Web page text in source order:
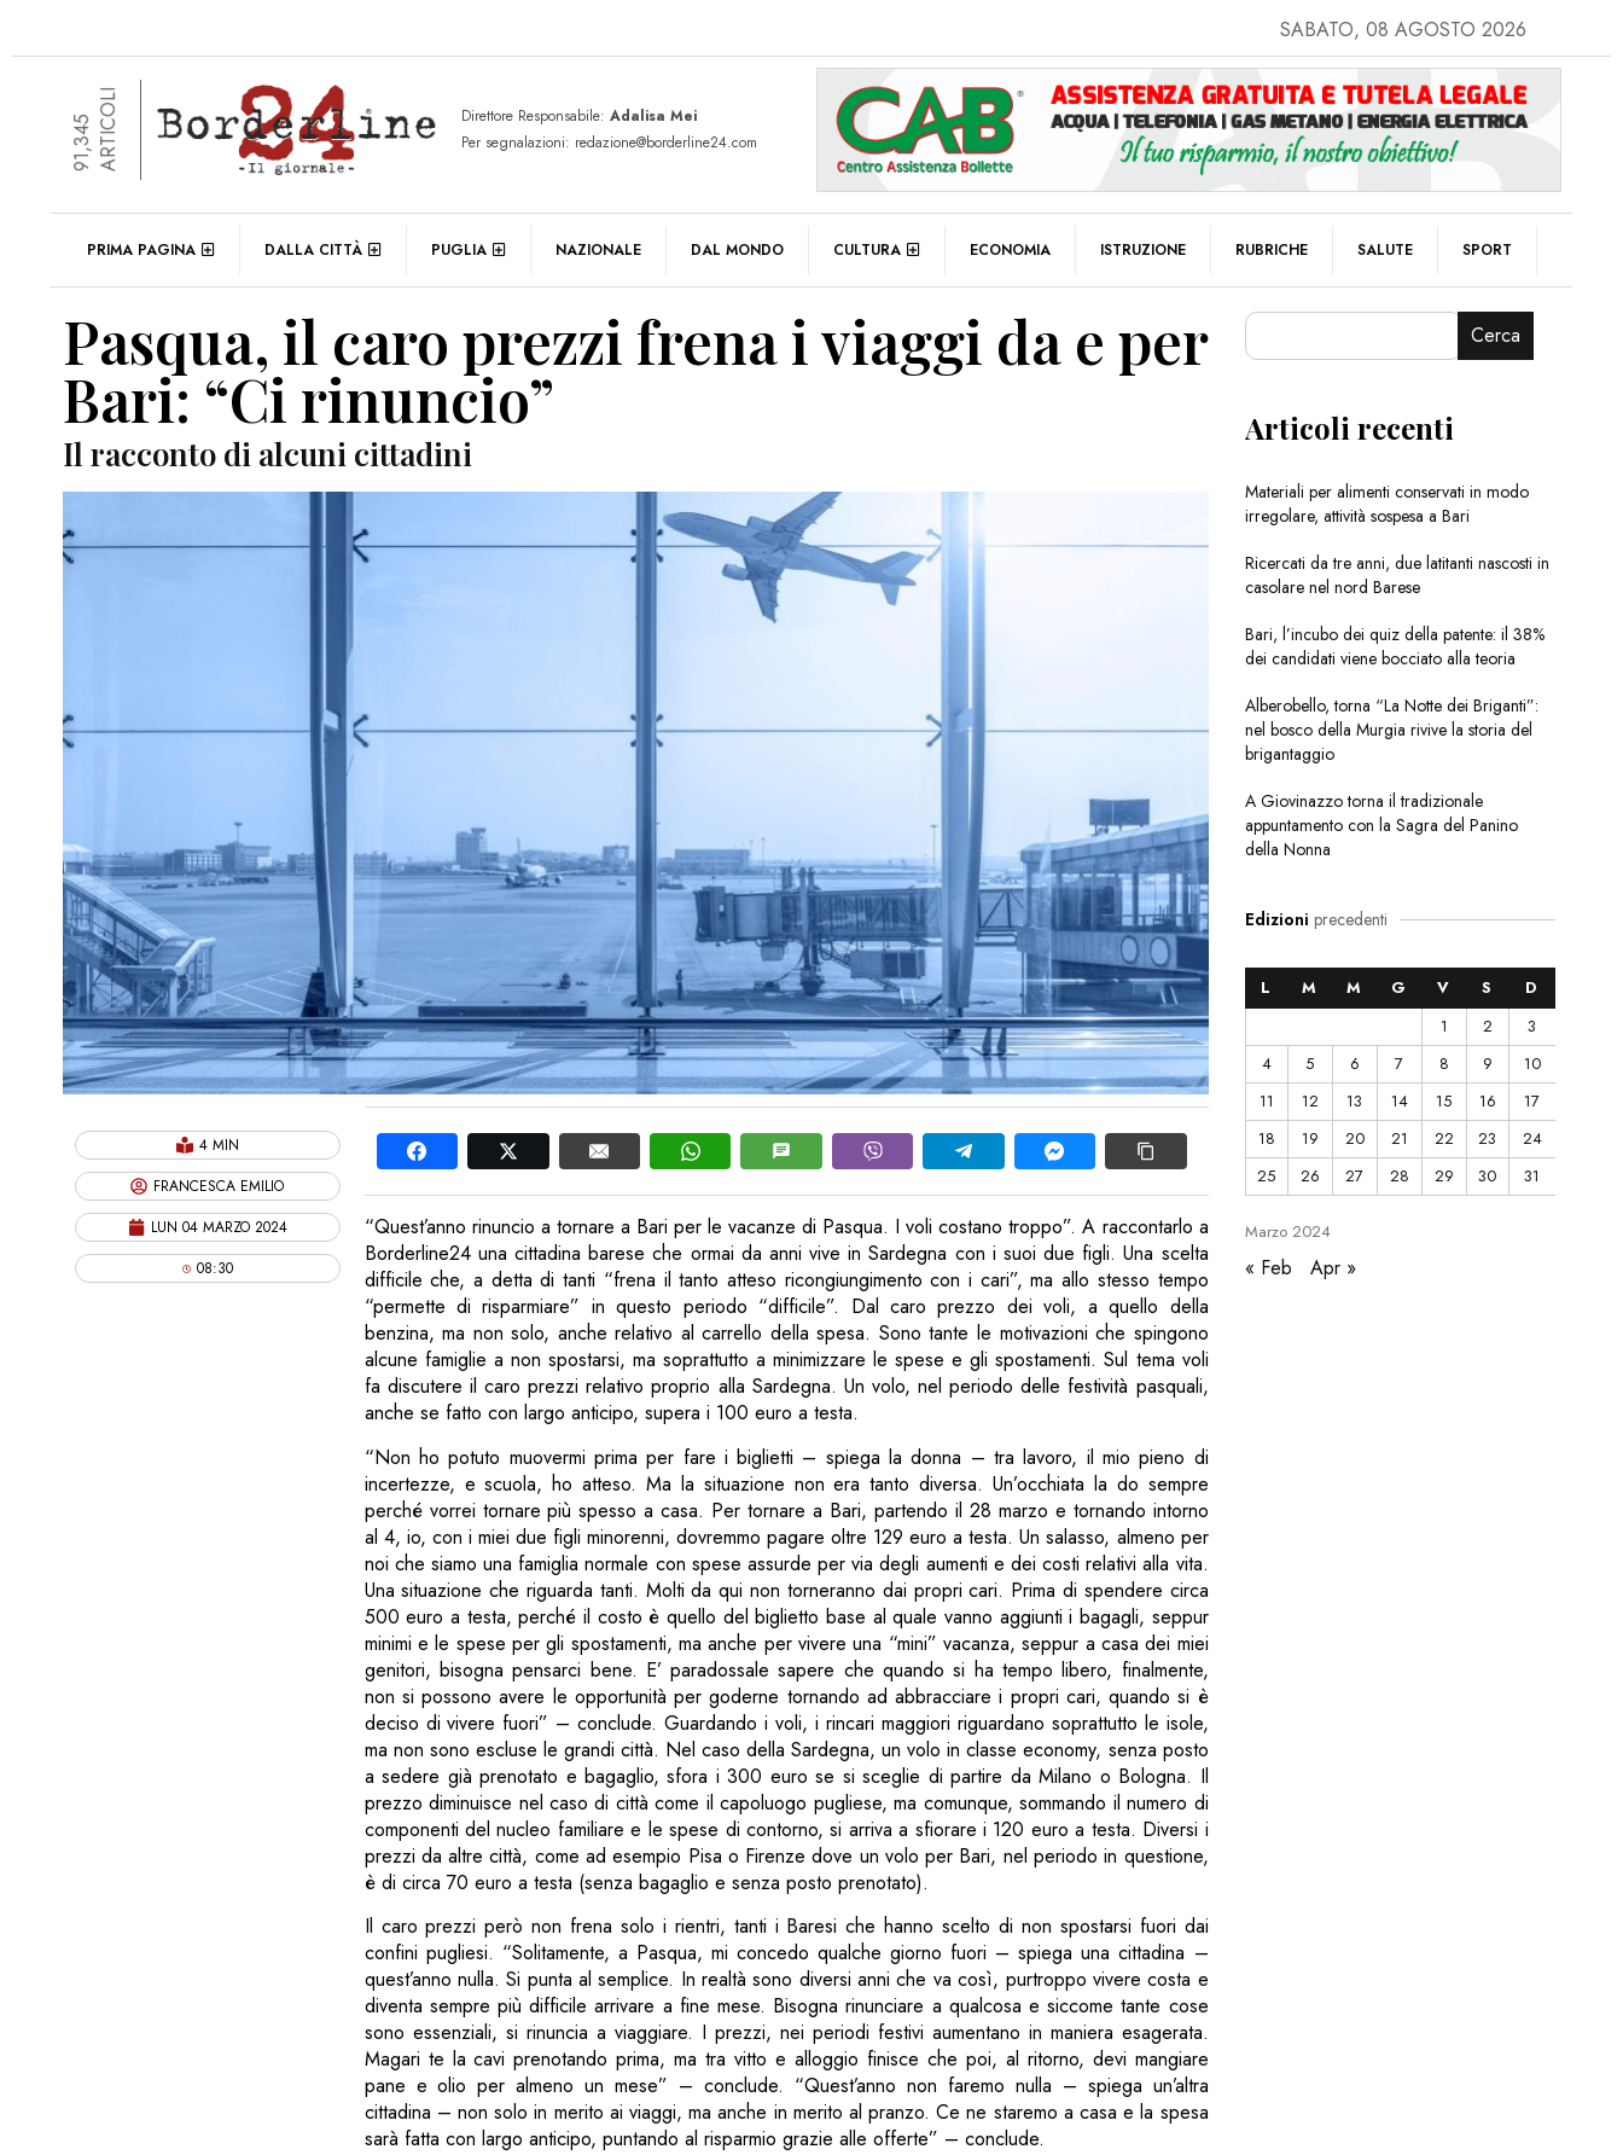
SABATO, 08 AGOSTO 2026
91,345ARTICOLI Direttore Responsabile: Adalisa Mei
Per segnalazioni: redazione@borderline24.com
PRIMA PAGINA DALLA CITTÀ PUGLIA NAZIONALE DAL MONDO CULTURA ECONOMIA ISTRUZIONE RUBRICHE SALUTE SPORT
Pasqua, il caro prezzi frena i viaggi da e per
Bari: “Ci rinuncio”
Il racconto di alcuni cittadini
4 MIN
FRANCESCA EMILIO
LUN 04 MARZO 2024
08:30
“Quest’anno rinuncio a tornare a Bari per le vacanze di Pasqua. I voli costano troppo”. A raccontarlo a
Borderline24 una cittadina barese che ormai da anni vive in Sardegna con i suoi due figli. Una scelta
difficile che, a detta di tanti “frena il tanto atteso ricongiungimento con i cari”, ma allo stesso tempo
“permette di risparmiare” in questo periodo “difficile”. Dal caro prezzo dei voli, a quello della
benzina, ma non solo, anche relativo al carrello della spesa. Sono tante le motivazioni che spingono
alcune famiglie a non spostarsi, ma soprattutto a minimizzare le spese e gli spostamenti. Sul tema voli
fa discutere il caro prezzi relativo proprio alla Sardegna. Un volo, nel periodo delle festività pasquali,
anche se fatto con largo anticipo, supera i 100 euro a testa.
“Non ho potuto muovermi prima per fare i biglietti – spiega la donna – tra lavoro, il mio pieno di
incertezze, e scuola, ho atteso. Ma la situazione non era tanto diversa. Un’occhiata la do sempre
perché vorrei tornare più spesso a casa. Per tornare a Bari, partendo il 28 marzo e tornando intorno
al 4, io, con i miei due figli minorenni, dovremmo pagare oltre 129 euro a testa. Un salasso, almeno per
noi che siamo una famiglia normale con spese assurde per via degli aumenti e dei costi relativi alla vita.
Una situazione che riguarda tanti. Molti da qui non torneranno dai propri cari. Prima di spendere circa
500 euro a testa, perché il costo è quello del biglietto base al quale vanno aggiunti i bagagli, seppur
minimi e le spese per gli spostamenti, ma anche per vivere una “mini” vacanza, seppur a casa dei miei
genitori, bisogna pensarci bene. E’ paradossale sapere che quando si ha tempo libero, finalmente,
non si possono avere le opportunità per goderne tornando ad abbracciare i propri cari, quando si è
deciso di vivere fuori” – conclude. Guardando i voli, i rincari maggiori riguardano soprattutto le isole,
ma non sono escluse le grandi città. Nel caso della Sardegna, un volo in classe economy, senza posto
a sedere già prenotato e bagaglio, sfora i 300 euro se si sceglie di partire da Milano o Bologna. Il
prezzo diminuisce nel caso di città come il capoluogo pugliese, ma comunque, sommando il numero di
componenti del nucleo familiare e le spese di contorno, si arriva a sfiorare i 120 euro a testa. Diversi i
prezzi da altre città, come ad esempio Pisa o Firenze dove un volo per Bari, nel periodo in questione,
è di circa 70 euro a testa (senza bagaglio e senza posto prenotato).
Il caro prezzi però non frena solo i rientri, tanti i Baresi che hanno scelto di non spostarsi fuori dai
confini pugliesi. “Solitamente, a Pasqua, mi concedo qualche giorno fuori – spiega una cittadina –
quest’anno nulla. Si punta al semplice. In realtà sono diversi anni che va così, purtroppo vivere costa e
diventa sempre più difficile arrivare a fine mese. Bisogna rinunciare a qualcosa e siccome tante cose
sono essenziali, si rinuncia a viaggiare. I prezzi, nei periodi festivi aumentano in maniera esagerata.
Magari te la cavi prenotando prima, ma tra vitto e alloggio finisce che poi, al ritorno, devi mangiare
pane e olio per almeno un mese” – conclude. “Quest’anno non faremo nulla – spiega un’altra
cittadina – non solo in merito ai viaggi, ma anche in merito al pranzo. Ce ne staremo a casa e la spesa
sarà fatta con largo anticipo, puntando al risparmio grazie alle offerte” – conclude.
Cerca
Articoli recenti
Materiali per alimenti conservati in modo
irregolare, attività sospesa a Bari
Ricercati da tre anni, due latitanti nascosti in
casolare nel nord Barese
Bari, l’incubo dei quiz della patente: il 38%
dei candidati viene bocciato alla teoria
Alberobello, torna “La Notte dei Briganti”:
nel bosco della Murgia rivive la storia del
brigantaggio
A Giovinazzo torna il tradizionale
appuntamento con la Sagra del Panino
della Nonna
Edizioni precedenti
Marzo2024
L M M G V S
D
1
2
3
4
5 6 7 8 9
10
11
12 13 14 15 16
17
18
19 20 21 22 23
24
25
26 27 28 29 30 31
« Feb Apr »